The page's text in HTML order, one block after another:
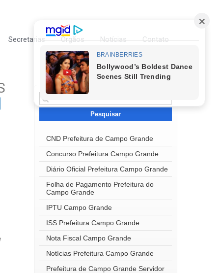
Secretarias Órgãos Notícias Contato
Pesquisar
por:
CND Prefeitura de Campo Grande
Concurso Prefeitura Campo Grande
Diário Oficial Prefeitura Campo Grande
Folha de Pagamento Prefeitura do
Campo Grande
IPTU Campo Grande
ISS Prefeitura Campo Grande
Nota Fiscal Campo Grande
Notícias Prefeitura Campo Grande
Prefeitura de Campo Grande Servidor